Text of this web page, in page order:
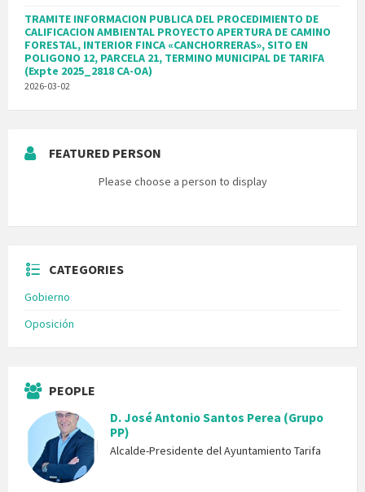
TRAMITE INFORMACION PUBLICA DEL PROCEDIMIENTO DE
CALIFICACION AMBIENTAL PROYECTO APERTURA DE CAMINO
FORESTAL, INTERIOR FINCA «CANCHORRERAS», SITO EN
POLIGONO 12, PARCELA 21, TERMINO MUNICIPAL DE TARIFA
(Expte 2025_2818 CA-OA)
2026-03-02
FEATURED PERSON
Please choose a person to display
CATEGORIES
Gobierno
Oposición
PEOPLE
D. José Antonio Santos Perea (Grupo
PP)
Alcalde-Presidente del Ayuntamiento Tarifa